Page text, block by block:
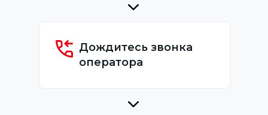
Дождитесь звонка
оператора